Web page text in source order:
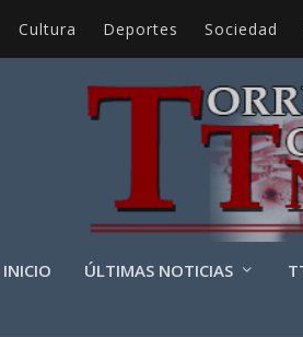
Cultura Deportes Sociedad
INICIO ÚLTIMAS NOTICIAS